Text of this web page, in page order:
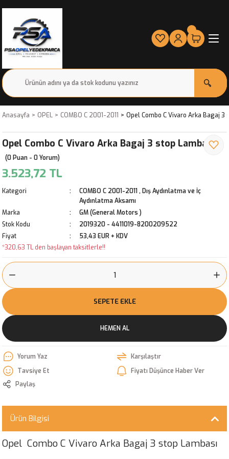
Anasayfa OPEL COMBO C 2001-2011 Opel Combo C Vivaro Arka Bagaj 3
Opel Combo C Vivaro Arka Bagaj 3 stop Lambası
(0 Puan - 0 Yorum)
3.523,72 TL
Kategori COMBO C 2001-2011 , Dış Aydınlatma ve İç
Aydınlatma Aksamı
Marka
GM (General Motors )
Stok Kodu
2019320 - 4411019-8200209522
Fiyat
53,43 EUR + KDV
*320,63 TL den başlayan taksitlerle!!
SEPETE EKLE
HEMEN AL
Yorum Yaz
Karşılaştır
Tavsiye Et
Fiyatı Düşünce Haber Ver
Paylaş
Ürün Bilgisi
Opel Combo C Vivaro Arka Bagaj 3 stop Lambası